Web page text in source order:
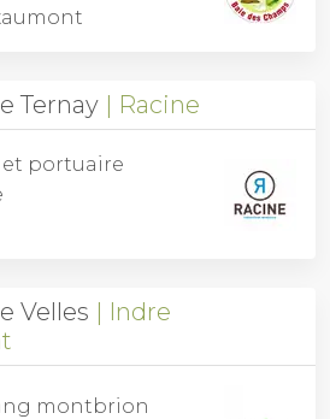
Ternay Racine
portuaire
Velles
Indre
montbrion